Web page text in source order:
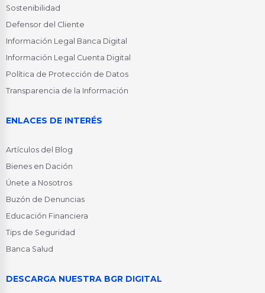
Sostenibilidad
Defensor del Cliente
Información Legal Banca Digital
Información Legal Cuenta Digital
Política de Protección de Datos
Transparencia de la Información
ENLACES DE INTERÉS
Artículos del Blog
Bienes en Dación
Únete a Nosotros
Buzón de Denuncias
Educación Financiera
Tips de Seguridad
Banca Salud
DESCARGA NUESTRA BGR DIGITAL